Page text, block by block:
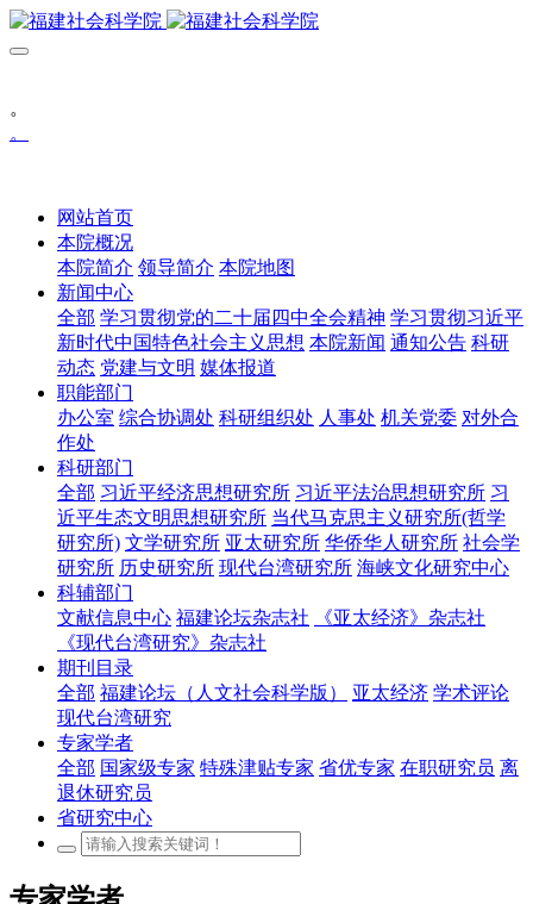
。
。
网站首页
本院概况
本院简介 领导简介 本院地图
新闻中心
全部 学习贯彻党的二十届四中全会精神 学习贯彻习近平
新时代中国特色社会主义思想 本院新闻 通知公告 科研
动态 党建与文明 媒体报道
职能部门
办公室 综合协调处 科研组织处 人事处 机关党委 对外合
作处
科研部门
全部 习近平经济思想研究所 习近平法治思想研究所 习
近平生态文明思想研究所 当代马克思主义研究所(哲学
研究所) 文学研究所 亚太研究所 华侨华人研究所 社会学
研究所 历史研究所 现代台湾研究所 海峡文化研究中心
科辅部门
文献信息中心 福建论坛杂志社
《亚太经济》杂志社
《现代台湾研究》杂志社
期刊目录
全部 福建论坛（人文社会科学版） 亚太经济 学术评论
现代台湾研究
专家学者
全部 国家级专家 特殊津贴专家 省优专家 在职研究员 离
退休研究员
省研究中心